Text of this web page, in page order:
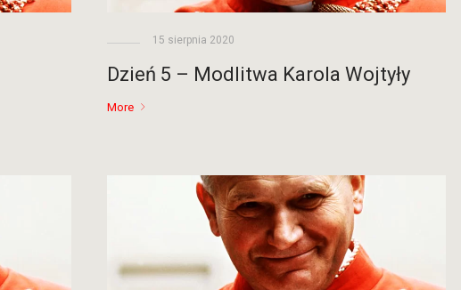
15 sierpnia 2020
Dzień 5 – Modlitwa Karola Wojtyły
More